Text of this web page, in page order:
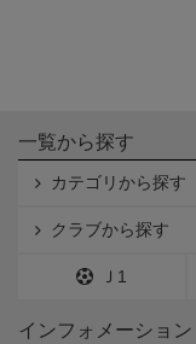
一覧から探す
カテゴリから探す
クラブから探す
Ｊ1
インフォメーション